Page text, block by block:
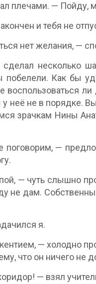
плечами. — Пойду,
и тебя не
нет желания, —
сделал несколько
побелели. Как бы
воспользоваться
неё не в порядке.
зрачкам Нины
поговорим, —
— чуть слышно
не дам.
я.
— холодно
что он ничего не
— взял